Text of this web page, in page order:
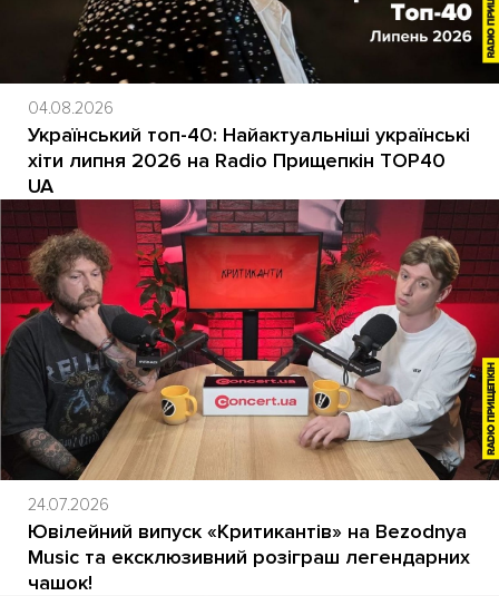
04.08.2026
Український топ-40: Найактуальніші українські
хіти липня 2026 на Radio Прищепкін TOP40
UA
24.07.2026
Ювілейний випуск «Критикантів» на Bezodnya
Music та ексклюзивний розіграш легендарних
чашок!